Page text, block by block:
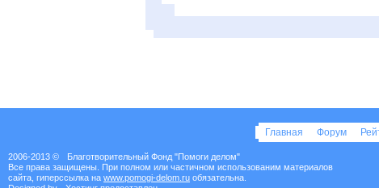
Главная Форум
2006-2013 ©
Благотворительный Фонд "Помоги делом"
Все права защищены. При полном или частичном использованим материалов
сайта, гиперссылка на www.pomogi-delom.ru обязательна.